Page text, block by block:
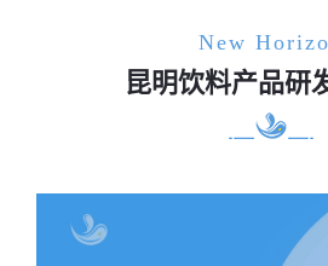
New
昆明饮料产品研